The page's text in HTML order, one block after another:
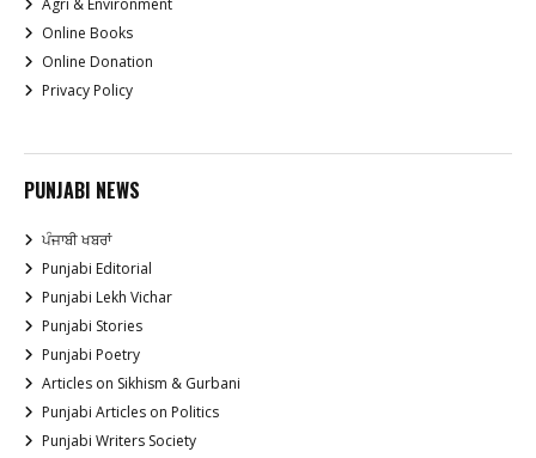
Agri & Environment
Online Books
Online Donation
Privacy Policy
PUNJABI NEWS
ਪੰਜਾਬੀ ਖਬਰਾਂ
Punjabi Editorial
Punjabi Lekh Vichar
Punjabi Stories
Punjabi Poetry
Articles on Sikhism & Gurbani
Punjabi Articles on Politics
Punjabi Writers Society